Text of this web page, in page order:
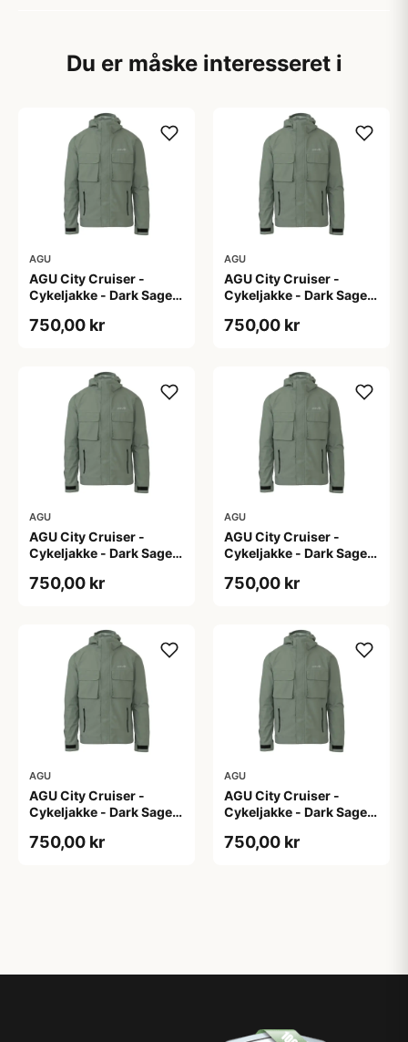
Du er måske interesseret i
AGU
AGU City Cruiser -
Cykeljakke - Dark Sage -
750,00 kr
AGU
AGU City Cruiser -
Cykeljakke - Dark Sage -
750,00 kr
AGU
AGU City Cruiser -
Cykeljakke - Dark Sage -
750,00 kr
AGU
AGU City Cruiser -
Cykeljakke - Dark Sage -
750,00 kr
AGU
AGU City Cruiser -
Cykeljakke - Dark Sage -
750,00 kr
AGU
AGU City Cruiser -
Cykeljakke - Dark Sage -
750,00 kr